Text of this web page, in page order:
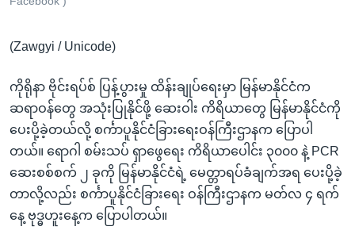
ရှာဖွေ
နေရာ
ကျော်
ရန်
(Zawgyi / Unicode)
ကိုရိုနာ ဗိုင်းရပ်စ် ပြန့်ပွားမှု ထိန်းချုပ်ရေးမှာ မြန်မာနိုင်ငံက
ဆရာဝန်တွေ အသုံးပြုနိုင်ဖို့ ဆေးဝါး ကိရိယာတွေ မြန်မာနိုင်ငံကို
ပေးပို့ခဲ့တယ်လို့ စင်္ကာပူနိုင်ငံခြားရေးဝန်ကြီးဌာနက ပြောပါ
တယ်။ ရောဂါ စမ်းသပ် ရှာဖွေရေး ကိရိယာပေါင်း ၃၀၀၀ နဲ့ PCR
ဆေးစစ်စက် ၂ ခုကို မြန်မာနိုင်ငံရဲ့ မေတ္တာရပ်ခံချက်အရ ပေးပို့ခဲ့
တာလို့လည်း စင်္ကာပူနိုင်ငံခြားရေး ဝန်ကြီးဌာနက မတ်လ ၄ ရက်
နေ့ ဗုဒ္ဓဟူးနေ့က ပြောပါတယ်။